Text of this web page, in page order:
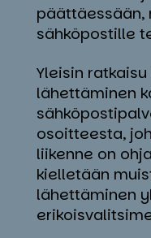
päättäessään,
sähköpostille
Yleisin
lähettäminen
osoitteesta,
liikenne on
kielletään
lähettäminen